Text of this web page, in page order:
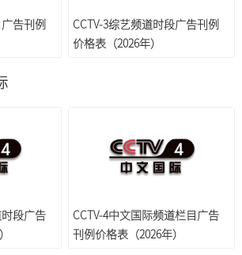
告刊例
CCTV-3综艺频道时段广告刊例
价格表（2026年）
时段广告
CCTV-4中文国际频道栏目广告
刊例价格表（2026年）